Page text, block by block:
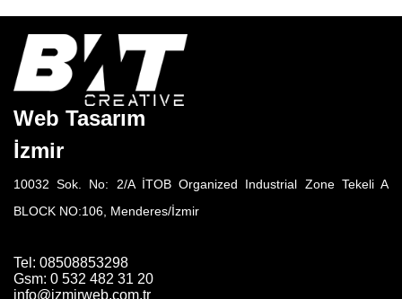
Web Tasarım
İzmir
10032 Sok. No: 2/A İTOB Organized Industrial Zone Tekeli A
BLOCK NO:106, Menderes/İzmir
Tel: 08508853298
Gsm: 0 532 482 31 20
info@izmirweb.com.tr